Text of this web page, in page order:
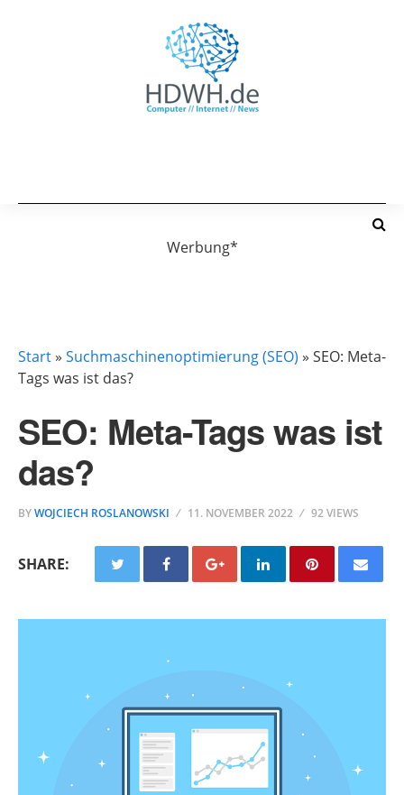
Werbung*
Start» Suchmaschinenoptimierung (SEO) » SEO: Meta-
Tags was ist das?
SEO: Meta-Tags was ist
das?
BYWOJCIECH ROSLANOWSKI 11. NOVEMBER 2022 92 VIEWS
SHARE: